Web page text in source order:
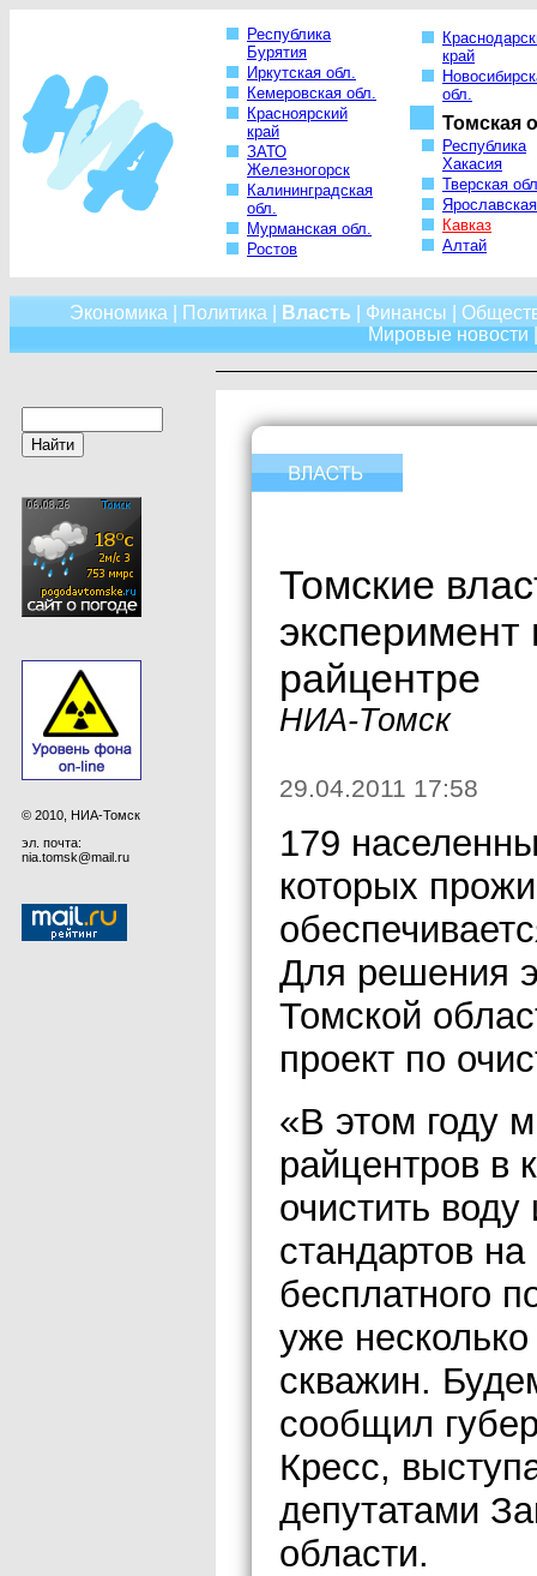
Республика
Бурятия
Иркутская обл.
Кемеровская обл.
Красноярский
край
ЗАТО
Железногорск
Калининградская
обл.
Мурманская обл.
Ростов
край
обл.
Томская
Республика
Хакасия
Тверская
Кавказ
Алтай
Экономика Политика Власть Финансы
Мировые новости
© 2010, НИА-Томск
эл. почта:
nia.tomsk@mail.ru
Томские
эксперимент
райцентре
НИА-Томск
29.04.2011 17:58
179
которых
Для решения
Томской
проект по
«В этом году
райцентров в
очистить
стандартов
бесплатного
уже
скважин.
сообщил
Кресс,
депутатами
области.